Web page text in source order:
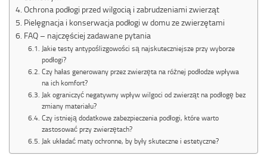
Ochrona podłogi przed wilgocią i zabrudzeniami zwierząt
Pielęgnacja i konserwacja podłogi w domu ze zwierzętami
FAQ – najczęściej zadawane pytania
Jakie testy antypoślizgowości są najskuteczniejsze przy wyborze
podłogi?
Czy hałas generowany przez zwierzęta na różnej podłodze wpływa
na ich komfort?
Jak ograniczyć negatywny wpływ wilgoci od zwierząt na podłogę bez
zmiany materiału?
Czy istnieją dodatkowe zabezpieczenia podłogi, które warto
zastosować przy zwierzętach?
Jak układać maty ochronne, by były skuteczne i estetyczne?